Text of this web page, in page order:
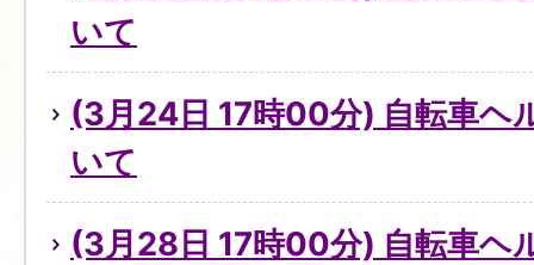
いて
(3月24日 17時00分) 自転車ヘ
いて
(3月28日 17時00分) 自転車ヘ